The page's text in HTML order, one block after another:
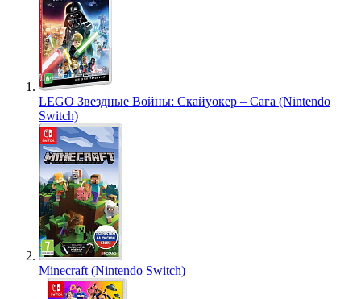
LEGO Звездные Войны: Скайуокер – Сага (Nintendo
Switch)
Minecraft (Nintendo Switch)